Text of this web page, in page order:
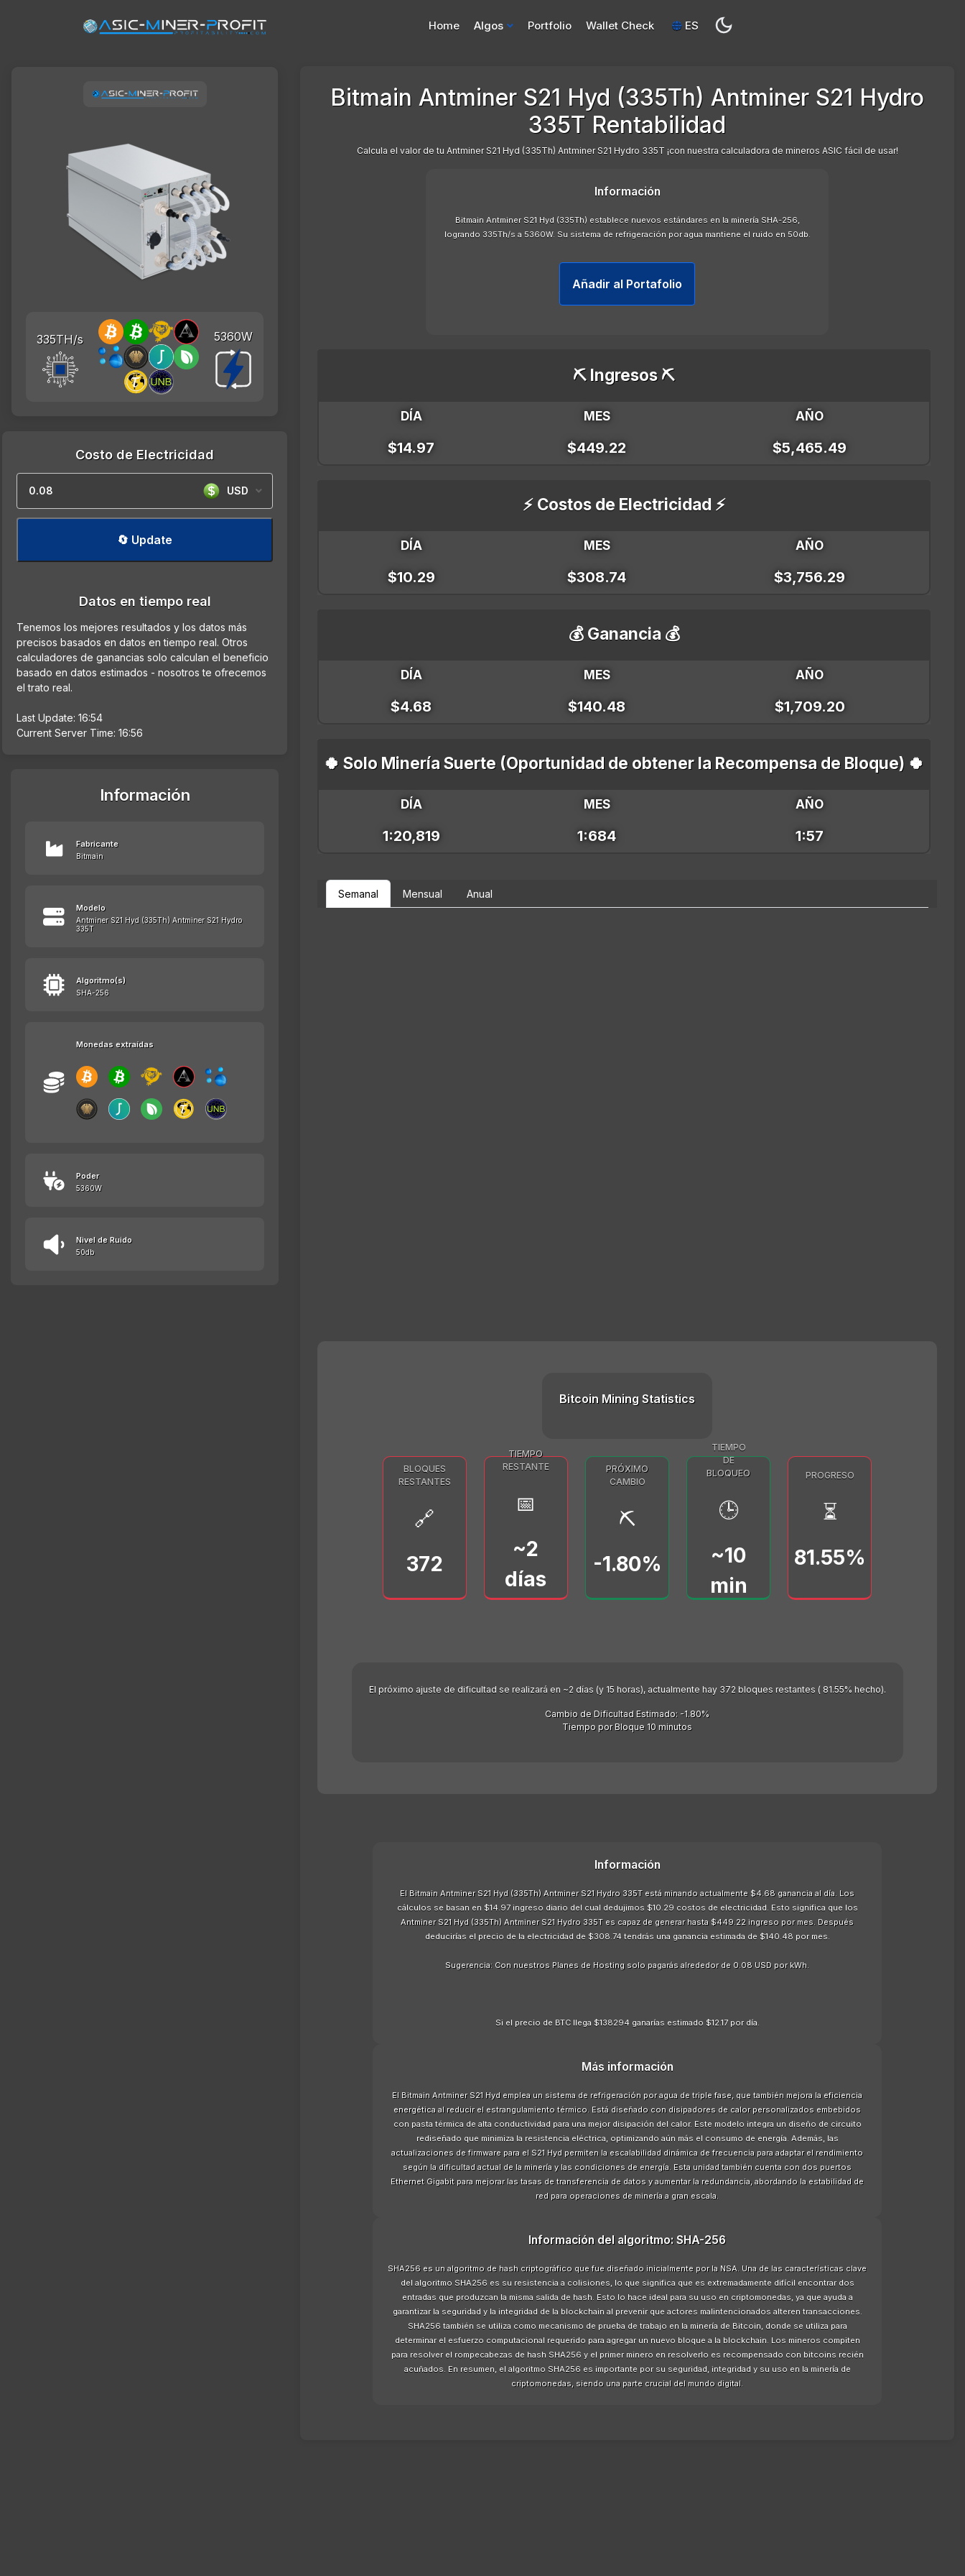
Home Algos Portfolio Wallet Check ES
335TH/s 5360W
Costo de Electricidad
USD
🔄 Update
Datos en tiempo real
Tenemos los mejores resultados y los datos más
precisos basados en datos en tiempo real. Otros
calculadores de ganancias solo calculan el beneficio
basado en datos estimados - nosotros te ofrecemos
el trato real.
Last Update: 16:54
Current Server Time: 16:56
Información
Fabricante
Bitmain
Modelo
Antminer S21 Hyd (335Th) Antminer S21 Hydro
335T
Algoritmo(s)
SHA-256
Monedas extraídas
Poder
5360W
Nivel de Ruido
50db
Bitmain Antminer S21 Hyd (335Th) Antminer S21 Hydro
335T Rentabilidad
Calcula el valor de tu Antminer S21 Hyd (335Th) Antminer S21 Hydro 335T ¡con nuestra calculadora de mineros ASIC fácil de usar!
Información
Bitmain Antminer S21 Hyd (335Th) establece nuevos estándares en la minería SHA-256,
logrando 335Th/s a 5360W. Su sistema de refrigeración por agua mantiene el ruido en 50db.
Añadir al Portafolio
⛏️ Ingresos ⛏️
DÍA MES AÑO
$14.97 $449.22 $5,465.49
⚡ Costos de Electricidad ⚡
DÍA MES AÑO
$10.29 $308.74 $3,756.29
💰 Ganancia 💰
DÍA MES AÑO
$4.68 $140.48 $1,709.20
🍀 Solo Minería Suerte (Oportunidad de obtener la Recompensa de Bloque) 🍀
DÍA MES AÑO
1:20,819 1:684 1:57
Semanal Mensual Anual
Bitcoin Mining Statistics
BLOQUES
RESTANTES
🔗
372
TIEMPO
RESTANTE
📅
~2
días
PRÓXIMO
CAMBIO
⛏️
-1.80%
TIEMPO
DE
BLOQUEO
🕒
~10
min
PROGRESO
⏳
81.55%
El próximo ajuste de dificultad se realizará en ~2 días (y 15 horas), actualmente hay 372 bloques restantes ( 81.55% hecho).
Cambio de Dificultad Estimado: -1.80%
Tiempo por Bloque 10 minutos
Información
El Bitmain Antminer S21 Hyd (335Th) Antminer S21 Hydro 335T está minando actualmente $4.68 ganancia al día. Los
cálculos se basan en $14.97 ingreso diario del cual dedujimos $10.29 costos de electricidad. Esto significa que los
Antminer S21 Hyd (335Th) Antminer S21 Hydro 335T es capaz de generar hasta $449.22 ingreso por mes. Después
deducirías el precio de la electricidad de $308.74 tendrás una ganancia estimada de $140.48 por mes.
Sugerencia: Con nuestros Planes de Hosting solo pagarás alrededor de 0.08 USD por kWh.
Si el precio de BTC llega $138294 ganarías estimado $12.17 por día.
Más información
El Bitmain Antminer S21 Hyd emplea un sistema de refrigeración por agua de triple fase, que también mejora la eficiencia
energética al reducir el estrangulamiento térmico. Está diseñado con disipadores de calor personalizados embebidos
con pasta térmica de alta conductividad para una mejor disipación del calor. Este modelo integra un diseño de circuito
rediseñado que minimiza la resistencia eléctrica, optimizando aún más el consumo de energía. Además, las
actualizaciones de firmware para el S21 Hyd permiten la escalabilidad dinámica de frecuencia para adaptar el rendimiento
según la dificultad actual de la minería y las condiciones de energía. Esta unidad también cuenta con dos puertos
Ethernet Gigabit para mejorar las tasas de transferencia de datos y aumentar la redundancia, abordando la estabilidad de
red para operaciones de minería a gran escala.
Información del algoritmo: SHA-256
SHA256 es un algoritmo de hash criptográfico que fue diseñado inicialmente por la NSA. Una de las características clave
del algoritmo SHA256 es su resistencia a colisiones, lo que significa que es extremadamente difícil encontrar dos
entradas que produzcan la misma salida de hash. Esto lo hace ideal para su uso en criptomonedas, ya que ayuda a
garantizar la seguridad y la integridad de la blockchain al prevenir que actores malintencionados alteren transacciones.
SHA256 también se utiliza como mecanismo de prueba de trabajo en la minería de Bitcoin, donde se utiliza para
determinar el esfuerzo computacional requerido para agregar un nuevo bloque a la blockchain. Los mineros compiten
para resolver el rompecabezas de hash SHA256 y el primer minero en resolverlo es recompensado con bitcoins recién
acuñados. En resumen, el algoritmo SHA256 es importante por su seguridad, integridad y su uso en la minería de
criptomonedas, siendo una parte crucial del mundo digital.